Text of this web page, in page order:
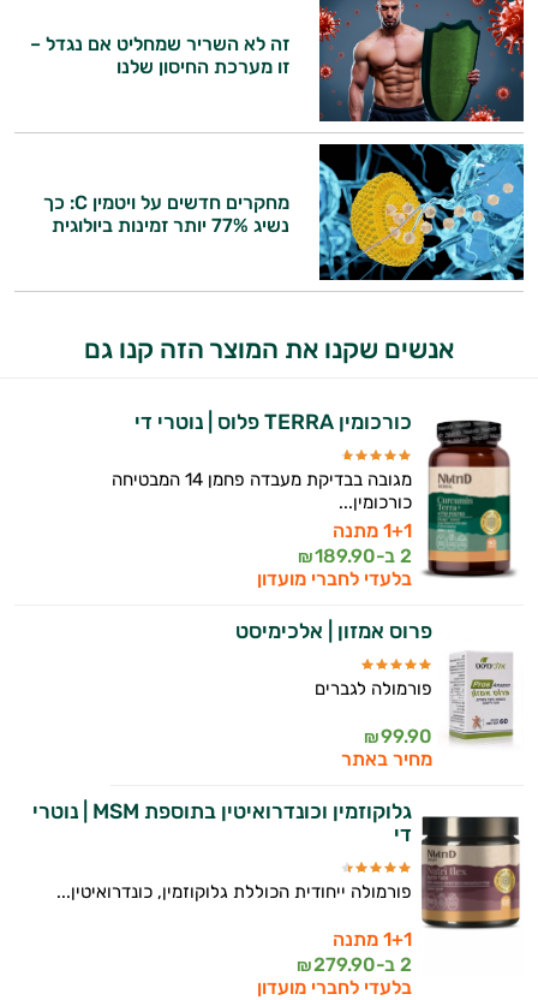
משקאות
לספורטאים
זה לא השריר שמחליט אם נגדל –
זו מערכת החיסון שלנו
מחקרים חדשים על ויטמין C: כך
נשיג 77% יותר זמינות ביולוגית
אנשים שקנו את המוצר הזה קנו גם
כורכומין TERRA פלוס | נוטרי די
מגובה בבדיקת מעבדה פחמן 14 המבטיחה
כורכומין...
1+1 מתנה
2 ב-
189.90
₪
בלעדי לחברי מועדון
פרוס אמזון | אלכימיסט
פורמולה לגברים
99.90
₪
מחיר באתר
גלוקוזמין וכונדרואיטין בתוספת MSM | נוטרי
די
פורמולה ייחודית הכוללת גלוקוזמין, כונדרואיטין...
1+1 מתנה
2 ב-
279.90
₪
בלעדי לחברי מועדון
היי,
ותזונת הספורט.
אני כאן כדי לעזור לך להתאים את תוספי
התזונה ומוצרי הבריאות המדויקים למטרות
ולמצב הגופני שלך, ולהסביר לך אילו רכיבים
עובדים יחד כדי למקסם תוצאות גם בחיי היום
יום וגם בתחום הכושר והספורט.
המטרה שלי היא להתאים עבורך המלצות
אישיות מבוססות מדעית.
זה הזמן להתחיל. איך אוכל לעזור?